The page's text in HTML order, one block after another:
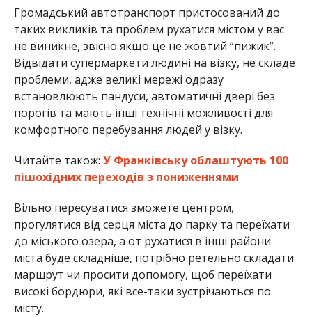
Громадський автотранспорт пристосований до
таких викликів та проблем рухатися містом у вас
не виникне, звісно якщо це не жовтий “пижик”.
Відвідати супермаркети людині на візку, не складе
проблеми, адже великі мережі одразу
встановлюють пандуси, автоматичні двері без
порогів та мають інші технічні можливості для
комфортного перебування людей у візку.
Читайте також: У Франківську облаштують 100
пішохідних переходів з пониженнями
Вільно пересуватися зможете центром,
прогулятися від серця міста до парку та переїхати
до міського озера, а от рухатися в інші райони
міста буде складніше, потрібно ретельно складати
маршрут чи просити допомогу, щоб переїхати
високі бордюри, які все-таки зустрічаються по
місту.